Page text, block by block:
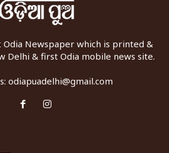
Odia Newspaper which is printed &
Delhi & first Odia mobile news site.
odiapuadelhi@gmail.com